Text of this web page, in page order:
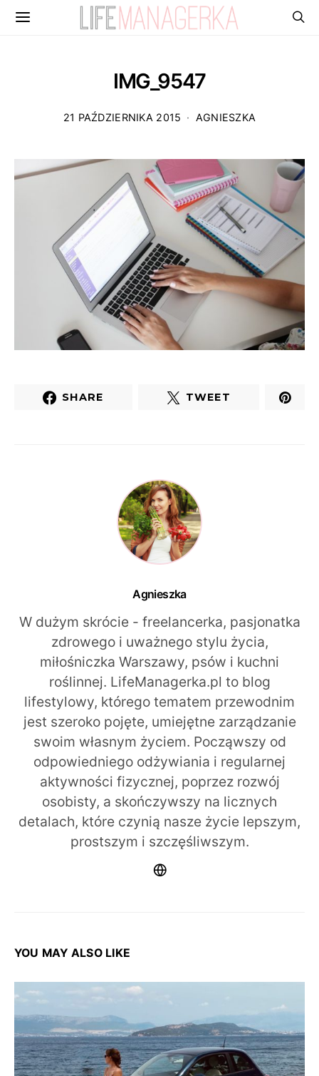
IMG_9547
21 PAŹDZIERNIKA 2015 AGNIESZKA
SHARE TWEET
Agnieszka
W dużym skrócie - freelancerka, pasjonatka
zdrowego i uważnego stylu życia,
miłośniczka Warszawy, psów i kuchni
roślinnej. LifeManagerka.pl to blog
lifestylowy, którego tematem przewodnim
jest szeroko pojęte, umiejętne zarządzanie
swoim własnym życiem. Począwszy od
odpowiedniego odżywiania i regularnej
aktywności fizycznej, poprzez rozwój
osobisty, a skończywszy na licznych
detalach, które czynią nasze życie lepszym,
prostszym i szczęśliwszym.
YOU MAY ALSO LIKE